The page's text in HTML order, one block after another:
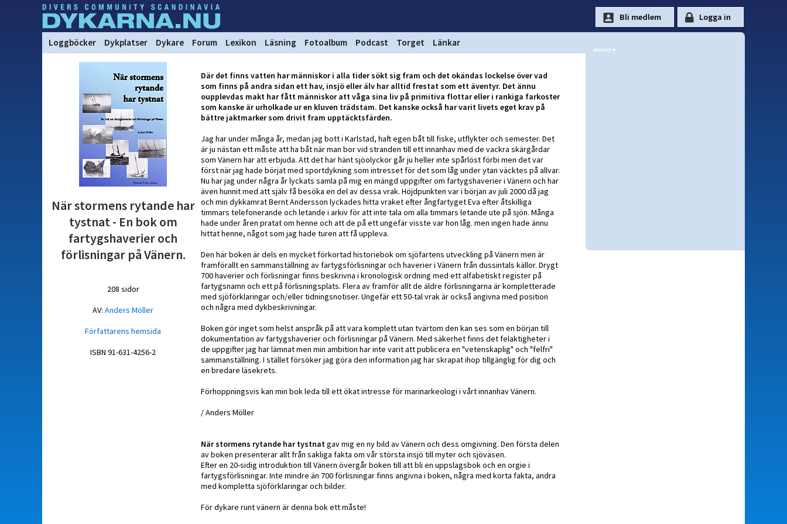
Loggböcker Dykplatser Dykare Forum Lexikon Läsning Fotoalbum Podcast Torget Länkar
När stormens rytande har
tystnat - En bok om
fartygshaverier och
förlisningar på Vänern.
208 sidor
AV: Anders Möller
Författarens hemsida
ISBN 91-631-4256-2
Där det finns vatten har människor i alla tider sökt sig fram och det okändas lockelse över vad
som finns på andra sidan ett hav, insjö eller älv har alltid frestat som ett äventyr. Det ännu
oupplevdas makt har fått människor att våga sina liv på primitiva flottar eller i rankiga farkoster
som kanske är urholkade ur en kluven trädstam. Det kanske också har varit livets eget krav på
bättre jaktmarker som drivit fram upptäcktsfärden.
Jag har under många år, medan jag bott i Karlstad, haft egen båt till fiske, utflykter och semester. Det
är ju nästan ett måste att ha båt när man bor vid stranden till ett innanhav med de vackra skärgårdar
som Vänern har att erbjuda. Att det har hänt sjöolyckor går ju heller inte spårlöst förbi men det var
först när jag hade börjat med sportdykning som intresset för det som låg under ytan väcktes på allvar.
Nu har jag under några år lyckats samla på mig en mängd uppgifter om fartygshaverier i Vänern och har
även hunnit med att själv få besöka en del av dessa vrak. Höjdpunkten var i början av juli 2000 då jag
och min dykkamrat Bernt Andersson lyckades hitta vraket efter ångfartyget Eva efter åtskilliga
timmars telefonerande och letande i arkiv för att inte tala om alla timmars letande ute på sjön. Många
hade under åren pratat om henne och att de på ett ungefär visste var hon låg. men ingen hade ännu
hittat henne, något som jag hade turen att få uppleva.
Den här boken är dels en mycket förkortad historiebok om sjöfartens utveckling på Vänern men är
framförallt en sammanställning av fartygsförlisningar och haverier i Vänern från dussintals källor. Drygt
700 haverier och förlisningar finns beskrivna i kronologisk ordning med ett alfabetiskt register på
fartygsnamn och ett på förlisningsplats. Flera av framför allt de äldre förlisningarna är kompletterade
med sjöförklaringar och/eller tidningsnotiser. Ungefär ett 50-tal vrak är också angivna med position
och några med dykbeskrivningar.
Boken gör inget som helst anspråk på att vara komplett utan tvärtom den kan ses som en början till
dokumentation av fartygshaverier och förlisningar på Vänern. Med säkerhet finns det felaktigheter i
de uppgifter jag har lämnat men min ambition har inte varit att publicera en "vetenskaplig" och "felfri"
sammanställning. I stället försöker jag göra den information jag har skrapat ihop tillgänglig för dig och
en bredare läsekrets.
Förhoppningsvis kan min bok leda till ett ökat intresse för marinarkeologi i vårt innanhav Vänern.
/ Anders Möller
När stormens rytande har tystnatgav mig en ny bild av Vänern och dess omgivning. Den första delen
av boken presenterar allt från sakliga fakta om vår största insjö till myter och sjöväsen.
Efter en 20-sidig introduktion till Vänern övergår boken till att bli en uppslagsbok och en orgie i
fartygsförlisningar. Inte mindre än 700 förlisningar finns angivna i boken, några med korta fakta, andra
med kompletta sjöförklaringar och bilder.
För dykare runt vänern är denna bok ett måste!